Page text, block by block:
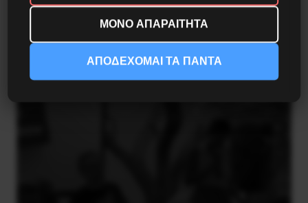
Besa, το νέο πολιτικό μανιφέστο του Ράμα
5 Αυγούστου 2026
ΜΟΝΟ ΑΠΑΡΑΙΤΗΤΑ
ΑΠΟΔΕΧΟΜΑΙ ΤΑ ΠΑΝΤΑ